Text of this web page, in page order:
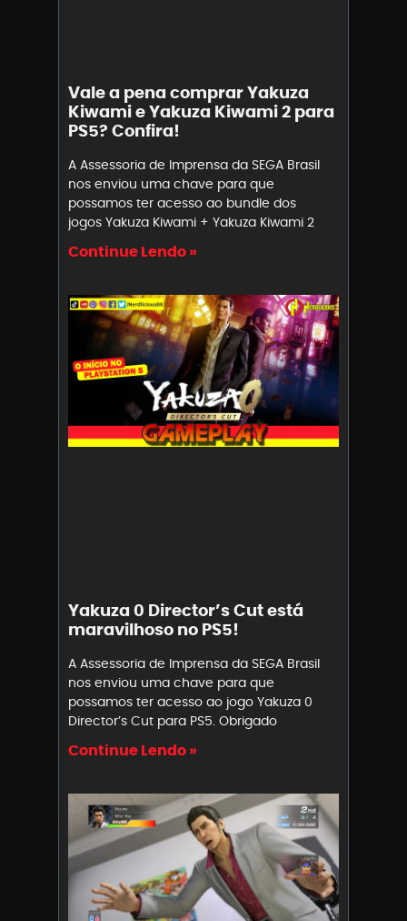
Vale a pena comprar Yakuza
Kiwami e Yakuza Kiwami 2 para
PS5? Confira!
A Assessoria de Imprensa da SEGA Brasil
nos enviou uma chave para que
possamos ter acesso ao bundle dos
jogos Yakuza Kiwami + Yakuza Kiwami 2
Continue Lendo »
Yakuza 0 Director’s Cut está
maravilhoso no PS5!
A Assessoria de Imprensa da SEGA Brasil
nos enviou uma chave para que
possamos ter acesso ao jogo Yakuza 0
Director’s Cut para PS5. Obrigado
Continue Lendo »